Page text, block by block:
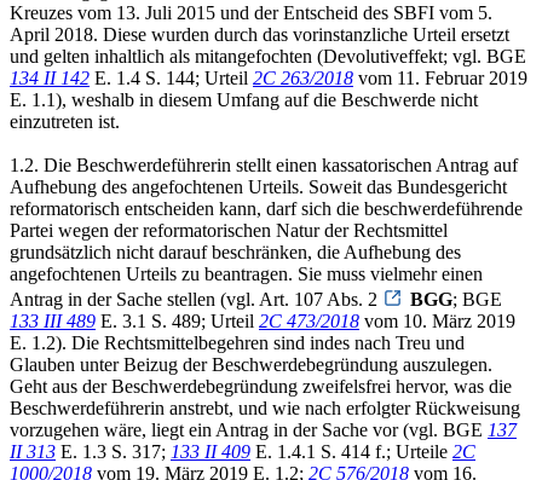
Kreuzes vom 13. Juli 2015 und der Entscheid des SBFI vom 5.
April 2018. Diese wurden durch das vorinstanzliche Urteil ersetzt
und gelten inhaltlich als mitangefochten (Devolutiveffekt; vgl. BGE
134 II 142 E. 1.4 S. 144; Urteil 2C 263/2018 vom 11. Februar 2019
E. 1.1), weshalb in diesem Umfang auf die Beschwerde nicht
einzutreten ist.
1.2. Die Beschwerdeführerin stellt einen kassatorischen Antrag auf
Aufhebung des angefochtenen Urteils. Soweit das Bundesgericht
reformatorisch entscheiden kann, darf sich die beschwerdeführende
Partei wegen der reformatorischen Natur der Rechtsmittel
grundsätzlich nicht darauf beschränken, die Aufhebung des
angefochtenen Urteils zu beantragen. Sie muss vielmehr einen
Antrag in der Sache stellen (vgl. Art. 107 Abs. 2
BGG; BGE
133 III 489 E. 3.1 S. 489; Urteil 2C 473/2018 vom 10. März 2019
E. 1.2). Die Rechtsmittelbegehren sind indes nach Treu und
Glauben unter Beizug der Beschwerdebegründung auszulegen.
Geht aus der Beschwerdebegründung zweifelsfrei hervor, was die
Beschwerdeführerin anstrebt, und wie nach erfolgter Rückweisung
vorzugehen wäre, liegt ein Antrag in der Sache vor (vgl. BGE 137
II 313 E. 1.3 S. 317; 133 II 409 E. 1.4.1 S. 414 f.; Urteile 2C
1000/2018 vom 19. März 2019 E. 1.2; 2C 576/2018 vom 16.